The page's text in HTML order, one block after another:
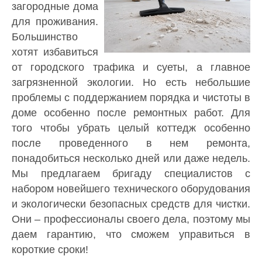
загородные дома
для проживания.
Большинство
хотят избавиться
от городского трафика и суеты, а главное
загрязненной экологии. Но есть небольшие
проблемы с поддержанием порядка и чистоты в
доме особенно после ремонтных работ. Для
того чтобы убрать целый коттедж особенно
после проведенного в нем ремонта,
понадобиться несколько дней или даже недель.
Мы предлагаем бригаду специалистов с
набором новейшего технического оборудования
и экологически безопасных средств для чистки.
Они – профессионалы своего дела, поэтому мы
даем гарантию, что сможем управиться в
короткие сроки!